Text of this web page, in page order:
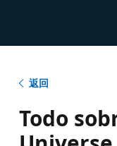
返回
Todo